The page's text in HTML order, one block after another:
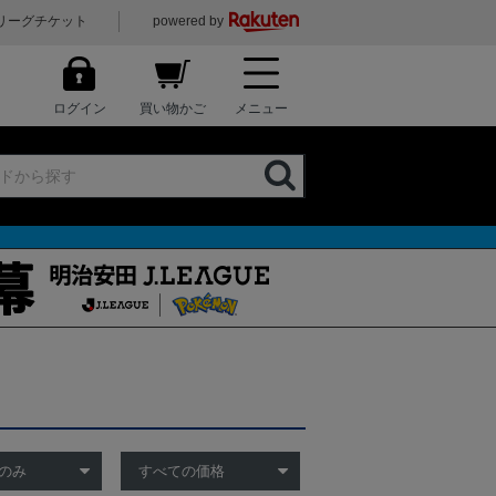
ーグチケット powered by
ログイン 買い物かご メニュー